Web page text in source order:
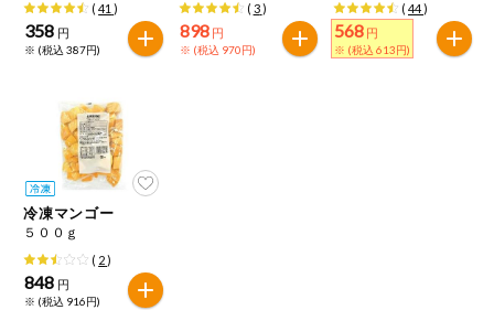
(41 )
358 円
※ (税込 387円)
( 3)
898 円
※ (税込 970円)
( 44)
568 円
※ (税込 613円)
冷凍マンゴー
５００ｇ
( 2)
848 円
※ (税込 916円)